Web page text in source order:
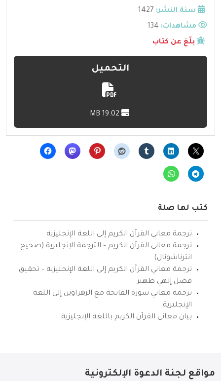
سنة النشر: 1427
مشاهدات:
بلّغ عن كتاب
التحميل
كتب لها صلة
ترجمة معاني القرآن الكريم إلى اللغة الإنجليزية
ترجمة معاني القرآن الكريم – الترجمة الإنجليزية (صحيح
انترناشونال)
ترجمة معاني القرآن الكريم إلى اللغة الإنجليزية – تحقيق
فضل إلهي ظهير
ترجمة معاني سورة الفاتحة مع الزهراوين إلى اللغة
الإنجليزية
بيان معاني القرآن الكريم باللغة الإنجليزية
مواقع لجنة الدعوة الإلكترونية